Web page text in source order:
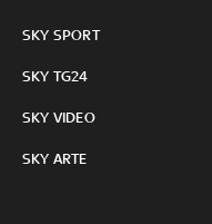
SKY SPORT
SKY TG24
SKY VIDEO
SKY ARTE